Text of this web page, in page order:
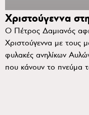
Χριστούγεννα
Ο Πέτρος Δαμιανός
Χριστούγεννα με τους
φυλακές ανηλίκων
που κάνουν το πνεύμα